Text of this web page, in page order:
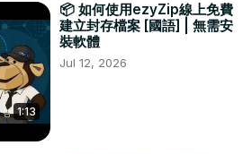
1:13
📦 如何使用ezyZip線上免費
建立封存檔案 [國語] | 無需安
裝軟體
Jul 12, 2026